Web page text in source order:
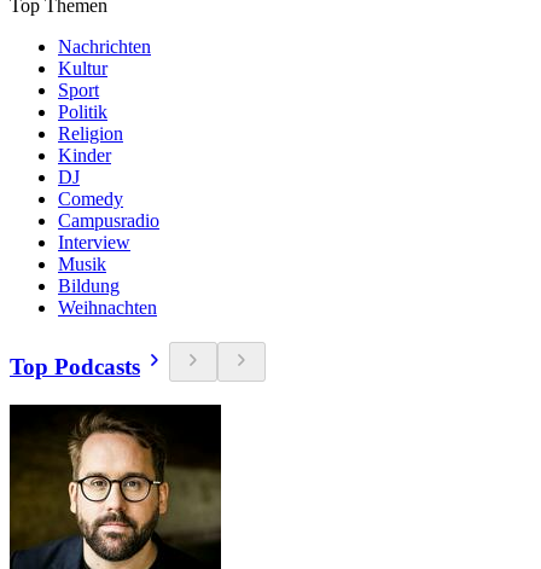
Top Themen
Nachrichten
Kultur
Sport
Politik
Religion
Kinder
DJ
Comedy
Campusradio
Interview
Musik
Bildung
Weihnachten
Top Podcasts